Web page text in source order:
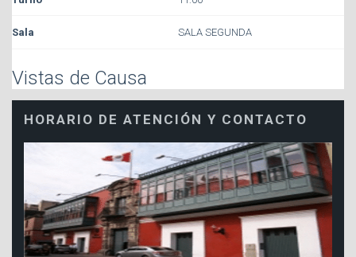
SALA SEGUNDA
Vistas de Causa
HORARIO DE ATENCIÓN Y CONTACTO